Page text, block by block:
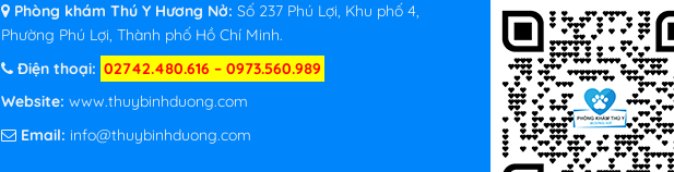
Phòng khám Thú Y Hương Nở: Số 237 Phú Lợi, Khu phố 4,
Phường Phú Lợi, Thành phố Hồ Chí Minh.
Điện thoại: 02742.480.616 – 0973.560.989
Website: www.thuybinhduong.com
Email: info@thuybinhduong.com